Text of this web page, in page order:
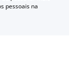
pessoais na